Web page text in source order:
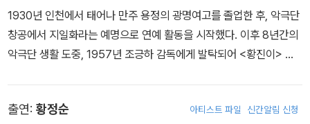
의원을 지내기도 했다. 1999년에는 사재 100여억 원을 들여 국내 최
초이자 최대 영화박물관인 제주신영영화박물관을 개관했는데, 2010
년 영화 및 예술계 인재 양성을 위해 500억 원 상당의 명보극장(현
재산으로 기증했다. 2011년 창립한 신영균예술문화재단을 통해 예술
인 복지와 후진 양성에 힘쓰고 있다.
어 광복운동에 투신한 주인 공 역을 맡아 주목받았다. 이 영화의 성공
으로 같은 해 홍성기 감독의 첫 연출작이자 최초의 천연색 극영화인
<여성일기>(49, 홍성기)와 <심판자>(49, 김성민)에 잇달아 출연
하면서 영화배우로서 확고한 입지를 다졌다. 53년 <애정산맥>(이만
흥) 이후 전성기를 맞이하여 당시 노경희와 쌍벽을 이루는 주연급 여
1930년 인천에서 태어나 만주 용정의 광명여고를 졸업한 후, 악극단
창공에서 지일화라는 예명으로 연예 활동을 시작했다. 이후 8년간의
악극단 생활 도중, 1957년 조긍하 감독에게 발탁되어 <황진이> 에
던 가야금에서 ‘금’, 영화계에서 우뚝 솟아나라는 의미에서 ‘봉’, 이 세
출연: 황정순 아티스트 파일 신간알림 신청